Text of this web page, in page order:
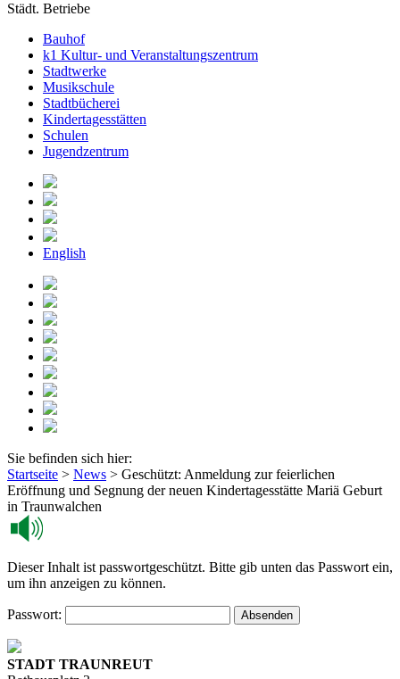
Städt. Betriebe
Bauhof
k1 Kultur- und Veranstaltungszentrum
Stadtwerke
Musikschule
Stadtbücherei
Kindertagesstätten
Schulen
Jugendzentrum
English
Sie befinden sich hier:
Startseite > News > Geschützt: Anmeldung zur feierlichen
Eröffnung und Segnung der neuen Kindertagesstätte Mariä Geburt
in Traunwalchen
Dieser Inhalt ist passwortgeschützt. Bitte gib unten das Passwort ein,
um ihn anzeigen zu können.
Passwort:
STADT TRAUNREUT